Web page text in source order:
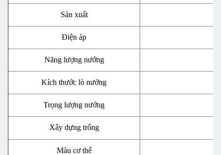
Sản xuất
Điện áp
Năng lượng nướng
Kích thước lò nướng
Trọng lượng nướng
Xây dựng trống
Màu cơ thể